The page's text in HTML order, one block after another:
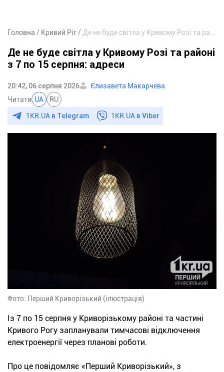
Головна Кривий Ріг
Де не буде світла у Кривому Розі та районі
з 7 по 15 серпня: адреси
20:42, 06 серпня 2026
Єлизавета Макарчева
Читати UA RU
1KR.UA в Telegram 1KR.UA вViber
Фото: Перший Криворізький (ілюстрація)
Із 7 по 15 серпня у Криворізькому районі та частині
Кривого Рогу запланували тимчасові відключення
електроенергії через планові роботи.
Про це повідомляє «Перший Криворізький», з